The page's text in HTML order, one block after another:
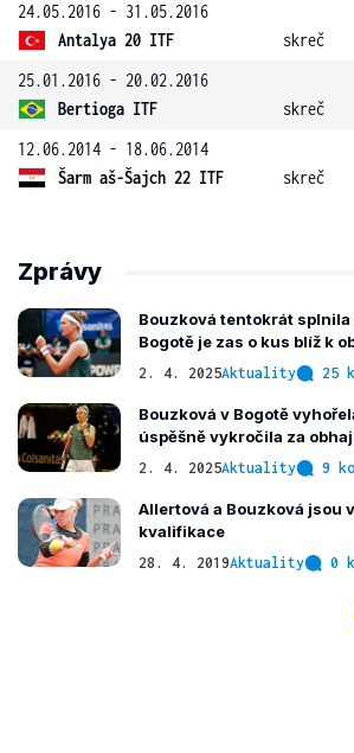
24.05.2016 - 31.05.2016
Antalya 20 ITF
skreč
25.01.2016 - 20.02.2016
Bertioga ITF
skreč
12.06.2014 - 18.06.2014
Šarm aš-Šajch 22 ITF
skreč
Zprávy
Bouzková tentokrát splnila
Bogotě je zas o kus blíž k
2. 4. 2025Aktuality 25
Bouzková v Bogotě
úspěšně vykročila za
2. 4. 2025Aktuality 9
Allertová a Bouzková jsou
kvalifikace
28. 4. 2019Aktuality 0